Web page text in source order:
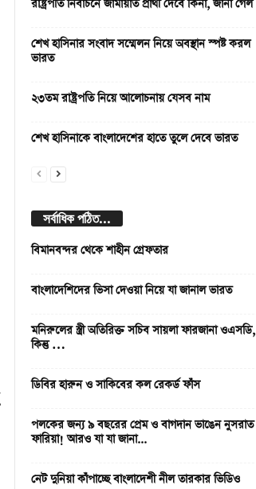
রাষ্ট্রপতি নির্বাচনে জামায়াত প্রার্থী দেবে কিনা, জানা গেল
শেখ হাসিনার সংবাদ সম্মেলন নিয়ে অবস্থান স্পষ্ট করল
ভারত
২৩তম রাষ্ট্রপতি নিয়ে আলোচনায় যেসব নাম
শেখ হাসিনাকে বাংলাদেশের হাতে তুলে দেবে ভারত
সর্বাধিক পঠিত...
বিমানবন্দর থেকে শাহীন গ্রেফতার
বাংলাদেশিদের ভিসা দেওয়া নিয়ে যা জানাল ভারত
মনিরুলের স্ত্রী অতিরিক্ত সচিব সায়লা ফারজানা ওএসডি,
কিন্তু …
ডিবির হারুন ও সাকিবের কল রেকর্ড ফাঁস
পলকের জন্য ৯ বছরের প্রেম ও বাগদান ভাঙেন নুসরাত
ফারিয়া! আরও যা যা জানা...
নেট দুনিয়া কাঁপাচ্ছে বাংলাদেশী নীল তারকার ভিডিও